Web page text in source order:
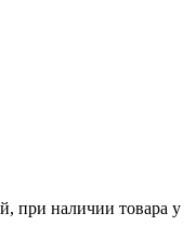
при наличии товара у